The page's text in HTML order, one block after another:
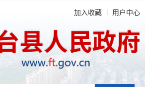
加入收藏 用户中心